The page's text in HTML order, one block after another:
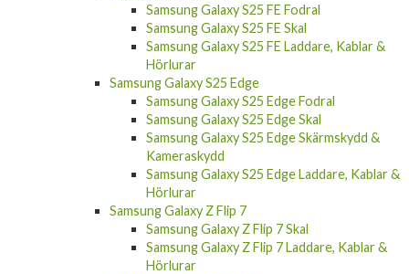
Samsung Galaxy S25 FE Skal
Samsung Galaxy S25 FE Laddare, Kablar &
Hörlurar
Samsung Galaxy S25 Edge
Samsung Galaxy S25 Edge Fodral
Samsung Galaxy S25 Edge Skal
Samsung Galaxy S25 Edge Skärmskydd &
Kameraskydd
Samsung Galaxy S25 Edge Laddare, Kablar &
Hörlurar
Samsung Galaxy Z Flip 7
Samsung Galaxy Z Flip 7 Skal
Samsung Galaxy Z Flip 7 Laddare, Kablar &
Hörlurar
Samsung Galaxy Z Fold 7